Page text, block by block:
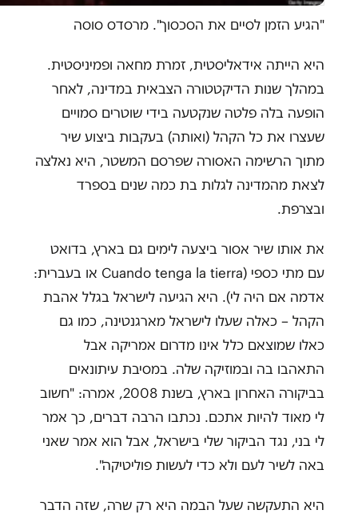
"הגיע הזמן לסיים את הסכסוך". מרסדס סוסה
היא הייתה אידאליסטית, זמרת מחאה ופמיניסטית.
במהלך שנות הדיקטטורה הצבאית במדינה, לאחר
הופעה בלה פלטה שנקטעה בידי שוטרים סמויים
שעצרו את כל הקהל (ואותה) בעקבות ביצוע שיר
מתוך הרשימה האסורה שפרסם המשטר, היא נאלצה
לצאת מהמדינה לגלות בת כמה שנים בספרד
ובצרפת.
את אותו שיר אסור ביצעה לימים גם בארץ, בדואט
עם מתי כספי (Cuando tenga la tierra או בעברית:
אדמה אם היה לי). היא הגיעה לישראל בגלל אהבת
הקהל – כאלה שעלו לישראל מארגנטינה, כמו גם
כאלו שמוצאם כלל אינו מדרום אמריקה אבל
התאהבו בה ובמוזיקה שלה. במסיבת עיתונאים
בביקורה האחרון בארץ, בשנת 2008, אמרה: "חשוב
לי מאוד להיות אתכם. נכתבו הרבה דברים, כך אמר
לי בני, נגד הביקור שלי בישראל, אבל הוא אמר שאני
באה לשיר לעם ולא כדי לעשות פוליטיקה".
היא התעקשה שעל הבמה היא רק שרה, שזה הדבר